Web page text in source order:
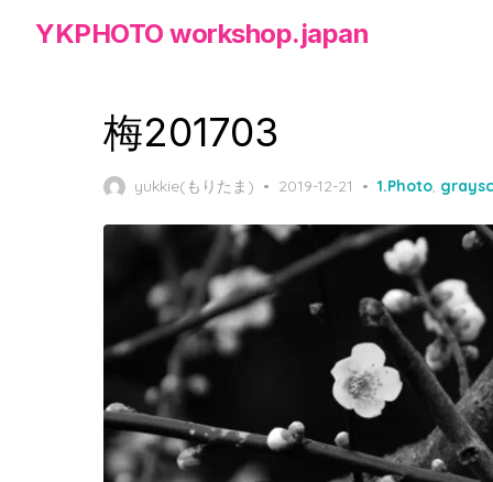
YKPHOTO workshop.japan
梅201703
yukkie(もりたま)
Posted
2019-12-21 1.Photo,